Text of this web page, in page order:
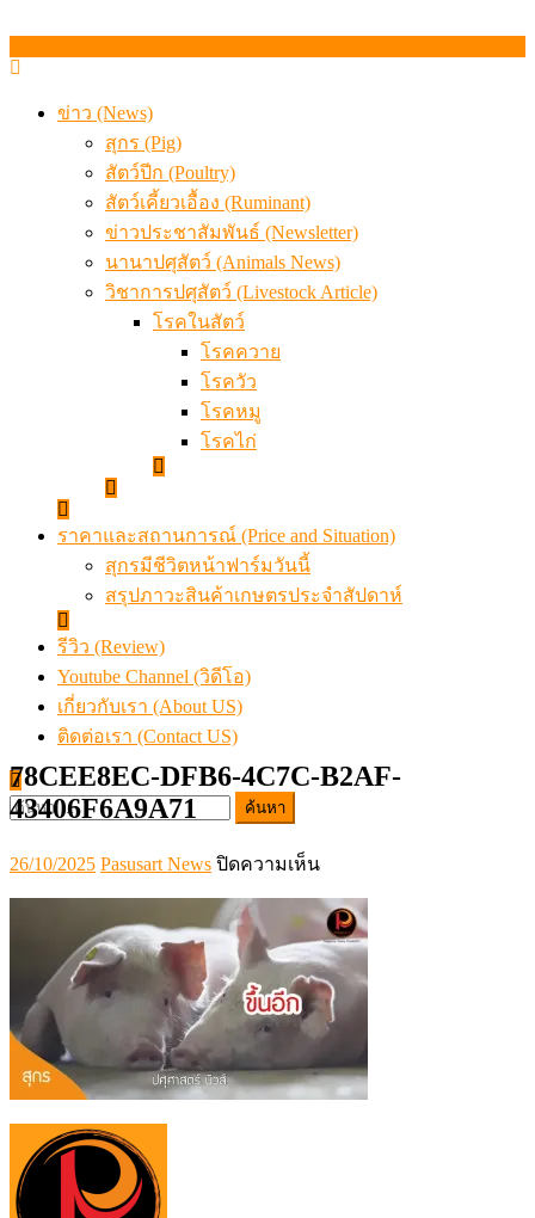
ข่าว (News)
สุกร (Pig)
สัตว์ปีก (Poultry)
สัตว์เคี้ยวเอื้อง (Ruminant)
ข่าวประชาสัมพันธ์ (Newsletter)
นานาปศุสัตว์ (Animals News)
วิชาการปศุสัตว์ (Livestock Article)
โรคในสัตว์
โรคควาย
โรควัว
โรคหมู
โรคไก่
ราคาและสถานการณ์ (Price and Situation)
สุกรมีชีวิตหน้าฟาร์มวันนี้
สรุปภาวะสินค้าเกษตรประจำสัปดาห์
รีวิว (Review)
Youtube Channel (วิดีโอ)
เกี่ยวกับเรา (About US)
ติดต่อเรา (Contact US)
ค้นหา
78CEE8EC-DFB6-4C7C-B2AF-
43406F6A9A71
Posted
on
26/10/2025 Author
Pasusart News ปิดความเห็นบน
DFB6-
4C7C-
B2AF-
43406F6A9A71